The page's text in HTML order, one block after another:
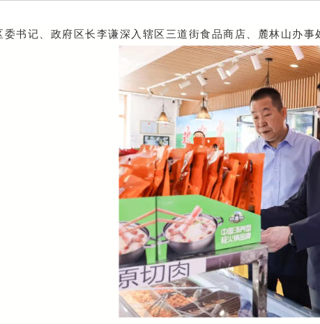
书记、政府区长李谦深入辖区三道街食品商店、麓林山办